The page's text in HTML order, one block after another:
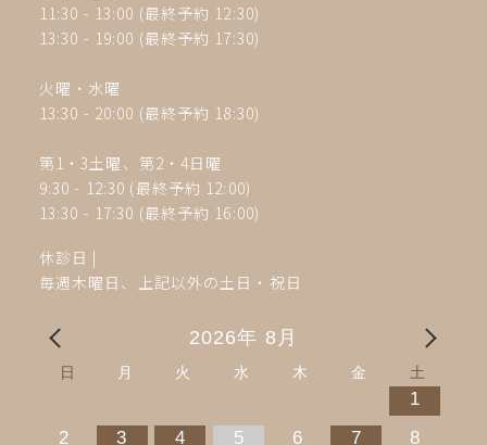
11:30 - 13:00 (最終予約 12:30)
13:30 - 19:00 (最終予約 17:30)
火曜・水曜
13:30 - 20:00 (最終予約 18:30)
第1・3土曜、第2・4日曜
9:30 - 12:30 (最終予約 12:00)
13:30 - 17:30 (最終予約 16:00)
休診日 |
毎週木曜日、上記以外の土日・祝日
2026年 8月
日 月 火 水 木 金 土
1
2
3 4 5 6 7 8